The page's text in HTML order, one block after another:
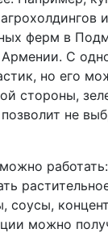
ферм в
Армении. С
но его
стороны,
не
соусы,
можно